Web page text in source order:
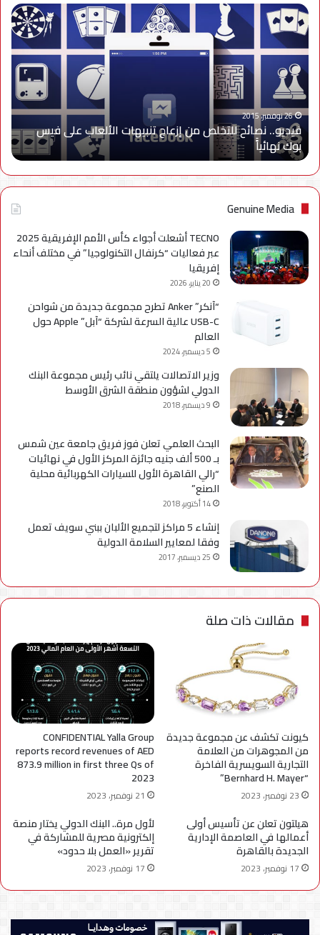
فيديو..
نصائح
للتخلص
من
إزعاج
تنبيهات
الألعاب
على
فيس
بوك
نهائياًَ
26 نوفمبر، 2015
فيديو.. نصائح للتخلص من إزعاج تنبيهات الألعاب على فيس
بوك نهائياًَ
Genuine Media
TECNO أشعلت أجواء كأس الأمم الإفريقية 2025
عبر فعاليات “كرنفال التكنولوجيا” في مختلف أنحاء
إفريقيا
20 يناير، 2026
“آنكر” Anker تطرح مجموعة جديدة من شواحن
USB-C عالية السرعة لشركة “آبل” Apple حول
العالم
5 ديسمبر، 2024
وزير الاتصالات يلتقي نائب رئيس مجموعة البنك
الدولي لشؤون منطقة الشرق الأوسط
9 ديسمبر، 2018
البحث العلمي تعلن فوز فريق جامعة عين شمس
بـ 500 ألف جنيه جائزة المركز الأول في نهائيات
“رالي القاهرة الأول للسيارات الكهربائية محلية
الصنع”
14 أكتوبر، 2018
إنشاء 5 مراكز لتجميع الألبان ببني سويف تعمل
وفقا لمعايير السلامة الدولية
25 ديسمبر، 2017
مقالات ذات صلة
كيونت تكشف عن مجموعة جديدة
من المجوهرات من العلامة
التجارية السويسرية الفاخرة
“Bernhard H. Mayer”
23 نوفمبر، 2023
CONFIDENTIAL Yalla Group
reports record revenues of AED
873.9 million in first three Qs of
2023
21 نوفمبر، 2023
هيلتون تعلن عن تأسيس أولى
أعمالها في العاصمة الإدارية
الجديدة بالقاهرة
17 نوفمبر، 2023
لأول مرة.. البنك الدولي يختار منصة
إلكترونية مصرية للمشاركة في
تقرير «العمل بلا حدود»
17 نوفمبر، 2023